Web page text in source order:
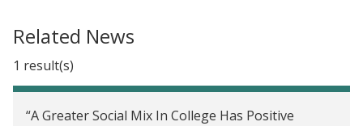
Related News
1 result(s)
“A Greater Social Mix In College Has Positive